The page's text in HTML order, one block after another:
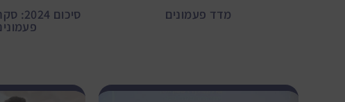
מדד פעמונים